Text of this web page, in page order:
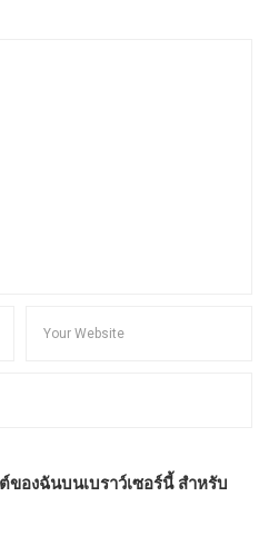
องฉันบนเบราว์เซอร์นี้ สำหรับ